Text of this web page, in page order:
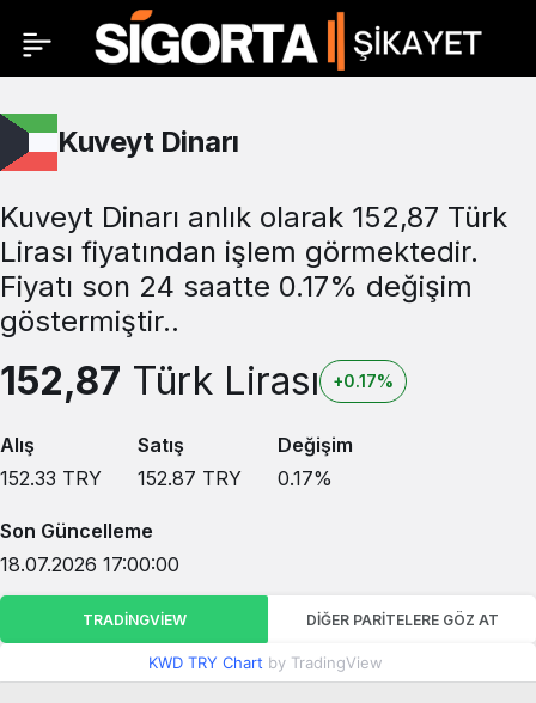
Kuveyt Dinarı
Kuveyt Dinarı anlık olarak 152,87 Türk
Lirası fiyatından işlem görmektedir.
Fiyatı son 24 saatte 0.17% değişim
göstermiştir..
152,87 Türk Lirası +0.17%
Alış
152.33 TRY
Satış
152.87 TRY
Değişim
0.17%
Son Güncelleme
18.07.2026 17:00:00
TRADINGVIEW DIĞER PARITELERE GÖZ AT
KWD TRY Chart by TradingView